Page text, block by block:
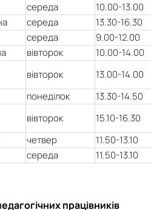
середа
10.00-13.00
середа
13.30-16.30
середа
9.00-12.00
вівторок
10.00-14.00
вівторок
13.00-14.00
понеділок
13.30-14.50
вівторок
15.10-16.30
четвер
11.50-13.10
середа 11.50-13.10
працівників